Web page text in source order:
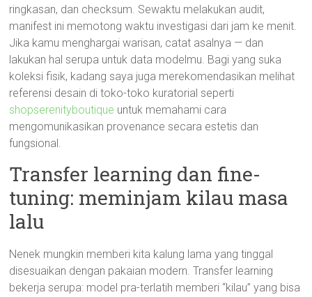
ringkasan, dan checksum. Sewaktu melakukan audit,
manifest ini memotong waktu investigasi dari jam ke menit.
Jika kamu menghargai warisan, catat asalnya — dan
lakukan hal serupa untuk data modelmu. Bagi yang suka
koleksi fisik, kadang saya juga merekomendasikan melihat
referensi desain di toko-toko kuratorial seperti
shopserenityboutique untuk memahami cara
mengomunikasikan provenance secara estetis dan
fungsional.
Transfer learning dan fine-
tuning: meminjam kilau masa
lalu
Nenek mungkin memberi kita kalung lama yang tinggal
disesuaikan dengan pakaian modern. Transfer learning
bekerja serupa: model pra-terlatih memberi “kilau” yang bisa